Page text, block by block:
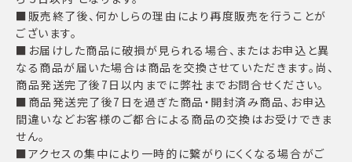
■販売終了後、何かしらの理由により再度販売を行うことが
ございます。
■お届けした商品に破損が見られる場合、またはお申込と異
なる商品が届いた場合は商品を交換させていただきます。尚、
商品発送完了後7日以内までに弊社までお問合せください。
■商品発送完了後7日を過ぎた商品・開封済み商品、お申込
間違いなどお客様のご都合による商品の交換はお受けできま
せん。
■アクセスの集中により一時的に繋がりにくくなる場合がご